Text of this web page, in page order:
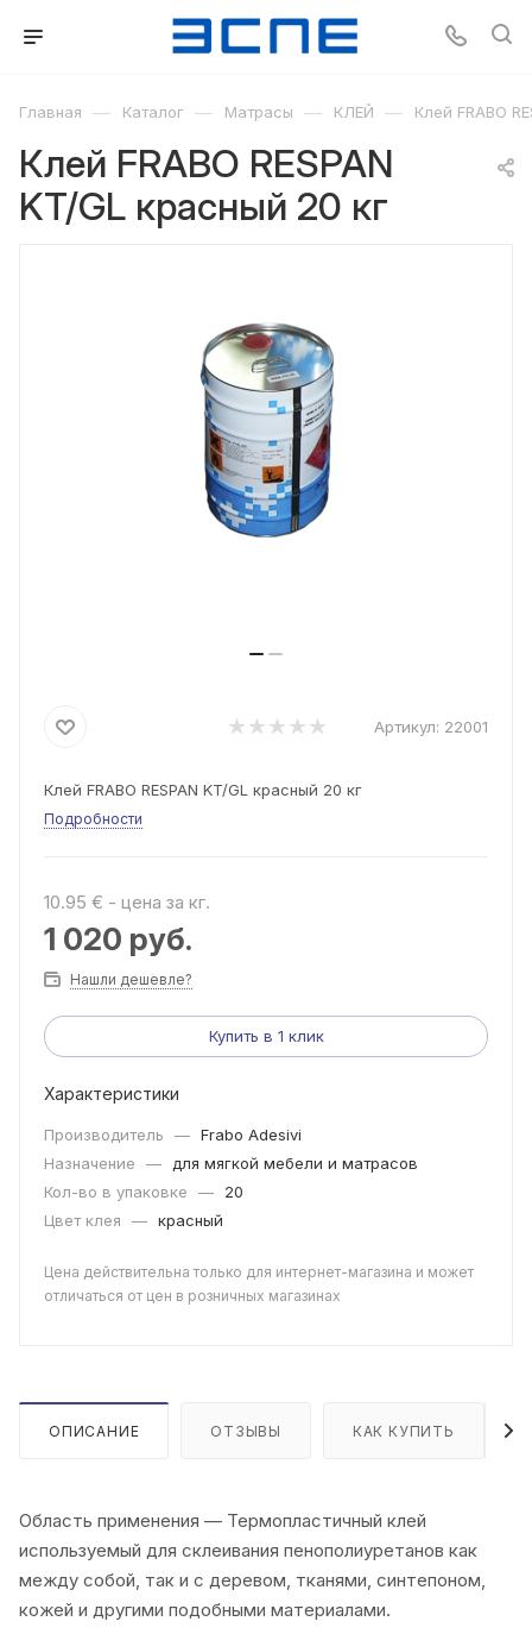
Главная — Каталог — Матрасы — КЛЕЙ — Клей FRABO
Клей FRABO RESPAN
KT/GL красный 20 кг
Артикул: 22001
Клей FRABO RESPAN KT/GL красный 20 кг
Подробности
10.95 € - цена за кг.
1 020 руб.
Нашли дешевле?
Купить в 1 клик
Характеристики
Производитель — Frabo Adesivi
Назначение
—
для мягкой мебели и матрасов
Кол-во в упаковке
—
20
Цвет клея
— красный
Цена действительна только для интернет-магазина и может
отличаться от цен в розничных магазинах
ОПИСАНИЕ ОТЗЫВЫ КАК КУПИТЬ
Область применения — Термопластичный клей
используемый для склеивания пенополиуретанов как
между собой, так и с деревом, тканями, синтепоном,
кожей и другими подобными материалами.